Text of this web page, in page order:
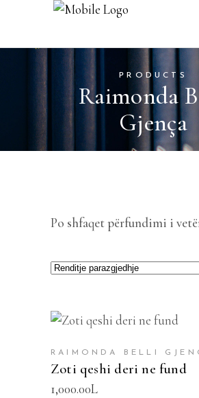
PRODUCTS
Raimonda
Gjença
Po shfaqet përfundimi i
SHTOJE NË
RAIMONDA BELLI
Zoti qeshi deri ne fund
1,000.00L